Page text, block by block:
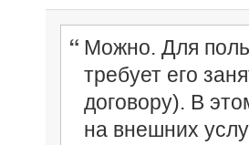
Можно. Для
требует его
договору). В
на внешних